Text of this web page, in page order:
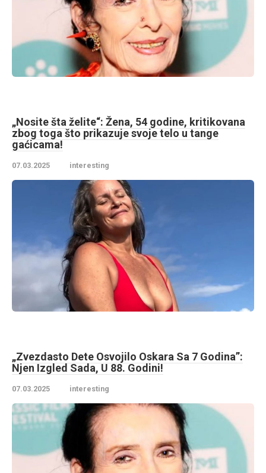
„Nosite šta želite“: Žena, 54 godine, kritikovana
zbog toga što prikazuje svoje telo u tange
gaćicama!
07.03.2025 interesting
„Zvezdasto Dete Osvojilo Oskara Sa 7 Godina”:
Njen Izgled Sada, U 88. Godini!
07.03.2025 interesting